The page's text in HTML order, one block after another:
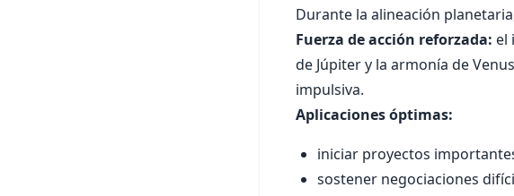
Durante la alineación
Fuerza de acción reforzada: el
de Júpiter y la armonía de
impulsiva.
Aplicaciones óptimas:
iniciar proyectos
sostener negociaciones